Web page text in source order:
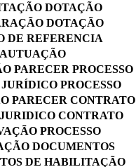
DOTAÇÃO
DOTAÇÃO
DE REFERENCIA
AUTUAÇÃO
PARECER PROCESSO
PROCESSO
PARECER CONTRATO
CONTRATO
PROCESSO
DOCUMENTOS
DE HABILITAÇÃO